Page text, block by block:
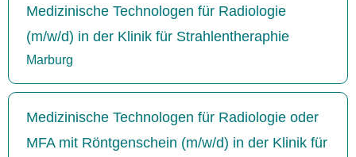
Medizinische Technologen für Radiologie
(m/w/d) in der Klinik für Strahlentheraphie
Marburg
Medizinische Technologen für Radiologie oder
MFA mit Röntgenschein (m/w/d) in der Klinik für